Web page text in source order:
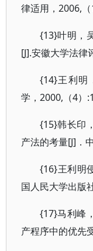
律适用，2006,
{13}叶明，
[J].安徽大学法律
{14}王利明
学，2000,（4）
{15}韩长印
产法的考量[J]．
{16}王利明
国人民大学出版
{17}马利峰
产程序中的优先